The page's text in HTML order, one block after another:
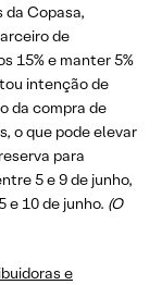
da Copasa,
de
15% e manter 5%
intenção de
da compra de
o que pode elevar
para
5 e 9 de junho,
e 10 de junho. (O
e